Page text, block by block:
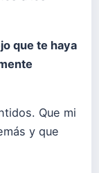
que te haya
Que mi
y que